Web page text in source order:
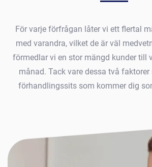
För varje förfrågan låter vi ett flertal
med varandra, vilket de är väl
förmedlar vi en stor mängd kunder till
månad. Tack vare dessa två
förhandlingssits som kommer dig